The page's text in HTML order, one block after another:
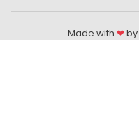
Made with ❤ by